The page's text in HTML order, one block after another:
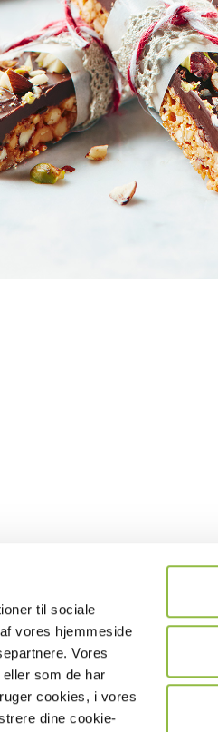
til sociale
vores hjemmeside
Vores
som de har
cookies, i vores
dine cookie-